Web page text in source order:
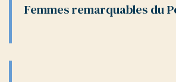
Femmes remarquables du